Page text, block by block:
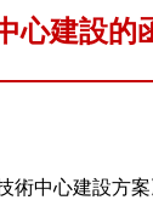
心建設的
中心建設方案